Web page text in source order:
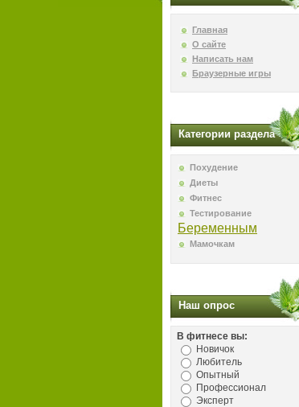
Главная
О сайте
Написать нам
Браузерные игры
Категории раздела
Похудение
Диеты
Фитнес
Тестирование
Беременным
Мамочкам
Наш опрос
В фитнесе вы:
Новичок
Любитель
Опытный
Профессионал
Эксперт